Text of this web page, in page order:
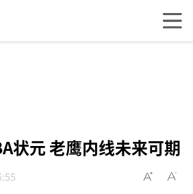
状元 老鹰内线未来可期